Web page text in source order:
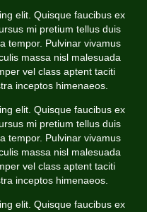
elit. Quisque faucibus ex
mi pretium tellus duis
tempor. Pulvinar vivamus
massa nisl malesuada
vel class aptent taciti
inceptos himenaeos.
elit. Quisque faucibus ex
mi pretium tellus duis
tempor. Pulvinar vivamus
massa nisl malesuada
vel class aptent taciti
inceptos himenaeos.
elit. Quisque faucibus ex